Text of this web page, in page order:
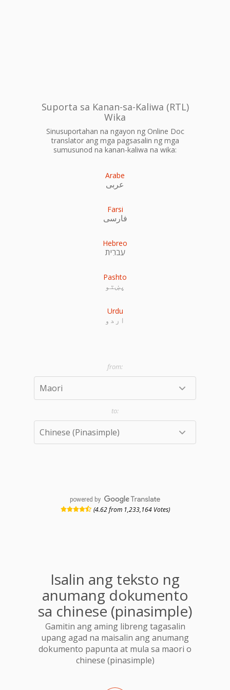
Suporta sa Kanan-sa-Kaliwa (RTL)
Wika
Sinusuportahan na ngayon ng Online Doc
translator ang mga pagsasalin ng mga
sumusunod na kanan-kaliwa na wika:
Arabe
عربى
Farsi
فارسی
Hebreo
עִברִית
Pashto
پښتو
Urdu
اردو
powered by
(4.62 from 1,233,164 Votes)
Isalin ang teksto ng
anumang dokumento
sa chinese (pinasimple)
Gamitin ang aming libreng tagasalin
upang agad na maisalin ang anumang
dokumento papunta at mula sa maori o
chinese (pinasimple)